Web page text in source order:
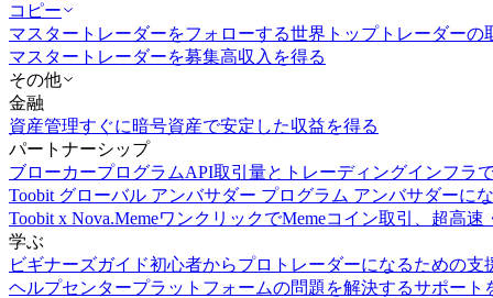
コピー
マスタートレーダーをフォローする世界トップトレーダーの
マスタートレーダーを募集高収入を得る
その他
金融
資産管理すぐに暗号資産で安定した収益を得る
パートナーシップ
ブローカープログラムAPI取引量とトレーディングインフラ
Toobit グローバル アンバサダー プログラム アンバサダーに
Toobit x Nova.MemeワンクリックでMemeコイン取引、超高
学ぶ
ビギナーズガイド初心者からプロトレーダーになるための支
ヘルプセンタープラットフォームの問題を解決するサポート